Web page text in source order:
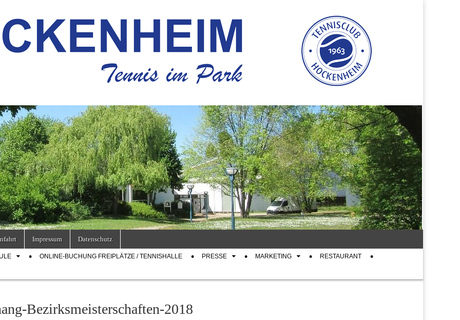
Impressum Datenschutz
ONLINE-BUCHUNG FREIPLÄTZE / TENNISHALLE PRESSE MARKETING RESTAURANT
Bezirksmeisterschaften-2018